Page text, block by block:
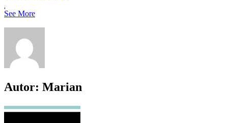
See More
Autor: Marian